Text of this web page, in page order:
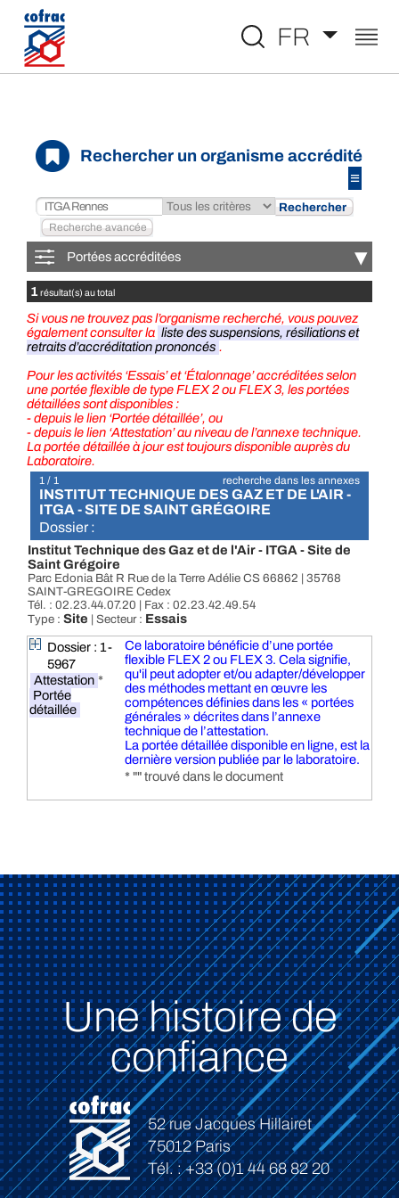
Aller au contenu
FR
Rechercher un organisme accrédité
≡
Portées accréditées ▾
1 résultat(s) au total
Si vous ne trouvez pas l’organisme recherché, vous pouvez
également consulter la liste des suspensions, résiliations et
retraits d’accréditation prononcés .
Pour les activités ‘Essais’ et ‘Étalonnage’ accréditées selon
une portée flexible de type FLEX 2 ou FLEX 3, les portées
détaillées sont disponibles :
- depuis le lien ‘Portée détaillée’, ou
- depuis le lien ‘Attestation’ au niveau de l’annexe technique.
La portée détaillée à jour est toujours disponible auprès du
Laboratoire.
1 / 1 recherche dans les annexes
INSTITUT TECHNIQUE DES GAZ ET DE L'AIR -
ITGA - SITE DE SAINT GRÉGOIRE
Dossier :
Institut Technique des Gaz et de l'Air - ITGA - Site de
Saint Grégoire
Parc Edonia Bât R Rue de la Terre Adélie CS 66862 | 35768
SAINT-GREGOIRE Cedex
Tél. : 02.23.44.07.20 | Fax : 02.23.42.49.54
Type : Site | Secteur : Essais
Dossier : 1-
5967
Attestation *
Portée
détaillée
Ce laboratoire bénéficie d’une portée
flexible FLEX 2 ou FLEX 3. Cela signifie,
qu'il peut adopter et/ou adapter/développer
des méthodes mettant en œuvre les
compétences définies dans les « portées
générales » décrites dans l’annexe
technique de l’attestation.
La portée détaillée disponible en ligne, est la
dernière version publiée par le laboratoire.
* "" trouvé dans le document
Une histoire de
confiance
52 rue Jacques Hillairet
75012 Paris
Tél. : +33 (0)1 44 68 82 20